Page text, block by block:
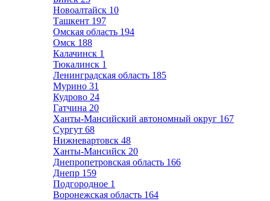
Новоалтайск 10
Ташкент 197
Омская область 194
Омск 188
Калачинск 1
Тюкалинск 1
Ленинградская область 185
Мурино 31
Кудрово 24
Гатчина 20
Ханты-Мансийский автономный округ 167
Сургут 68
Нижневартовск 48
Ханты-Мансийск 20
Днепропетровская область 166
Днепр 159
Подгородное 1
Воронежская область 164